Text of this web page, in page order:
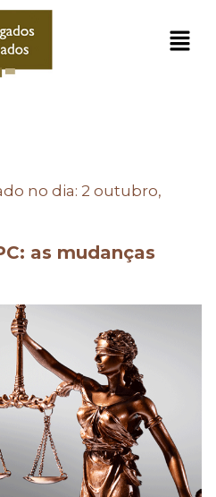
no dia: 2 outubro,
as mudanças